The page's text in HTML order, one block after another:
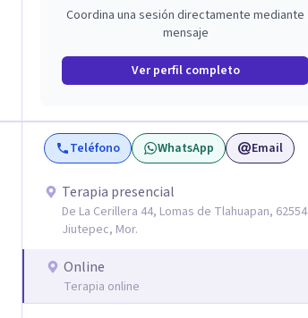
Coordina una sesión directamente mediante
mensaje
Ver perfil completo
Teléfono WhatsApp Email
Terapia presencial
De La Cerillera 44, Lomas de Tlahuapan, 62554
Jiutepec, Mor.
Online
Terapia online